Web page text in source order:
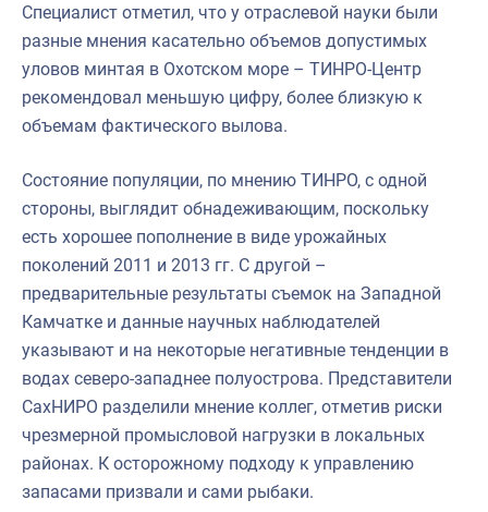
Специалист отметил, что у отраслевой науки были
разные мнения касательно объемов допустимых
уловов минтая в Охотском море – ТИНРО-Центр
рекомендовал меньшую цифру, более близкую к
объемам фактического вылова.
Состояние популяции, по мнению ТИНРО, с одной
стороны, выглядит обнадеживающим, поскольку
есть хорошее пополнение в виде урожайных
поколений 2011 и 2013 гг. С другой –
предварительные результаты съемок на Западной
Камчатке и данные научных наблюдателей
указывают и на некоторые негативные тенденции в
водах северо-западнее полуострова. Представители
СахНИРО разделили мнение коллег, отметив риски
чрезмерной промысловой нагрузки в локальных
районах. К осторожному подходу к управлению
запасами призвали и сами рыбаки.